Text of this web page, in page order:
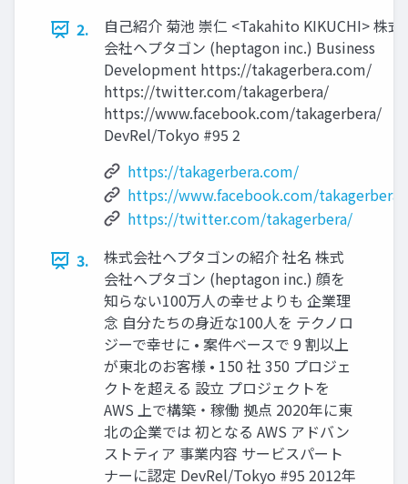
2.
⾃⼰紹介 菊池 崇仁 <Takahito KIKUCHI> 株式
会社ヘプタゴン (heptagon inc.) Business
Development https://takagerbera.com/
https://twitter.com/takagerbera/
https://www.facebook.com/takagerbera/
DevRel/Tokyo #95 2
https://takagerbera.com/
https://www.facebook.com/takagerbera/
https://twitter.com/takagerbera/
3.
株式会社ヘプタゴンの紹介 社名 株式
会社ヘプタゴン (heptagon inc.) 顔を
知らない100万⼈の幸せよりも 企業理
念 ⾃分たちの⾝近な100⼈を テクノロ
ジーで幸せに • 案件ベースで 9 割以上
が東北のお客様 • 150 社 350 プロジェ
クトを超える 設⽴ プロジェクトを
AWS 上で構築‧稼働 拠点 2020年に東
北の企業では 初となる AWS アドバン
ストティア 事業内容 サービスパート
ナーに認定 DevRel/Tokyo #95 2012年